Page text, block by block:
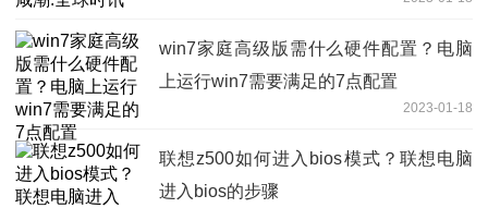
win7家庭高级版需什么硬件配置？电脑
上运行win7需要满足的7点配置
2023-01-18
联想z500如何进入bios模式？联想电脑
进入bios的步骤